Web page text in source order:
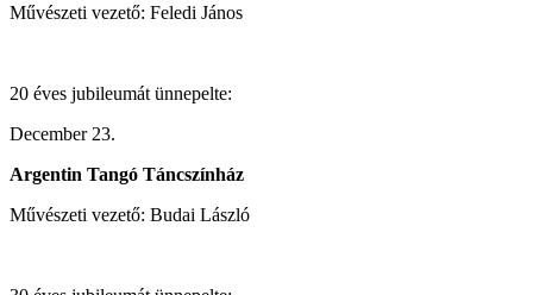
Művészeti vezető: Feledi János
20 éves jubileumát ünnepelte:
December 23.
Argentin Tangó Táncszínház
Művészeti vezető: Budai László